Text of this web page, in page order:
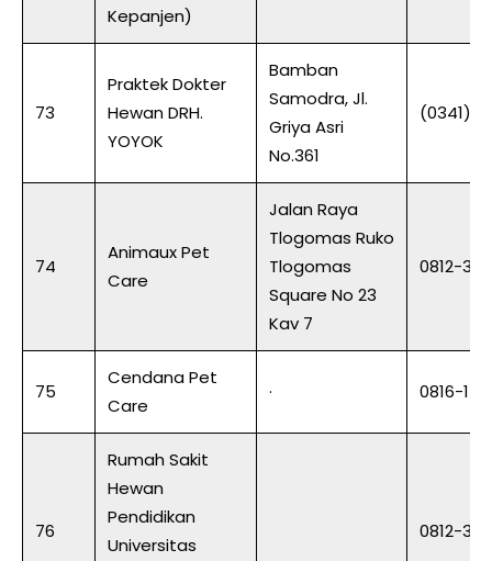
Kepanjen)
73
Praktek Dokter
Hewan DRH.
YOYOK
Bamban
Samodra, Jl.
Griya Asri
No.361
(0341)
74
Animaux Pet
Care
Jalan Raya
Tlogomas Ruko
Tlogomas
Square No 23
Kav 7
0812-
75
Cendana Pet
Care
· 0816-
76
Rumah Sakit
Hewan
Pendidikan
Universitas
0812-